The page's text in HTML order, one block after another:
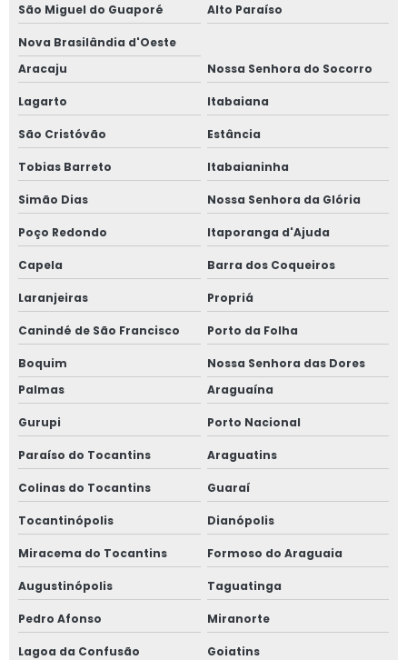
São Miguel do Guaporé Alto Paraíso
Nova Brasilândia d'Oeste
Aracaju
Nossa Senhora do Socorro
Lagarto Itabaiana
São Cristóvão Estância
Tobias Barreto Itabaianinha
Simão Dias Nossa Senhora da Glória
Poço Redondo Itaporanga d'Ajuda
Capela Barra dos Coqueiros
Laranjeiras Propriá
Canindé de São Francisco Porto da Folha
Boquim
Nossa Senhora das Dores
Palmas
Araguaína
Gurupi Porto Nacional
Paraíso do Tocantins Araguatins
Colinas do Tocantins Guaraí
Tocantinópolis Dianópolis
Miracema do Tocantins Formoso do Araguaia
Augustinópolis Taguatinga
Pedro Afonso Miranorte
Lagoa da Confusão Goiatins